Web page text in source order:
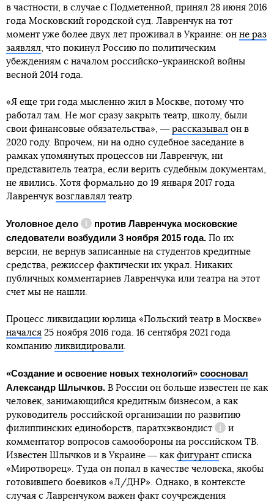
в частности, в случае с Подметенной, принял 28 июня 2016
года Московский городской суд. Лавренчук на тот
момент уже более двух лет проживал в Украине: он не раз
заявлял, что покинул Россию по политическим
убеждениям с началом российско-украинской войны
весной 2014 года.
«Я еще три года мысленно жил в Москве, потому что
работал там. Не мог сразу закрыть театр, школу, были
свои финансовые обязательства», ― рассказывал он в
2020 году. Впрочем, ни на одно судебное заседание в
рамках упомянутых процессов ни Лавренчук, ни
представитель театра, если верить судебным документам,
не явились. Хотя формально до 19 января 2017 года
Лавренчук возглавлял театр.
Уголовное дело
Справка
против Лавренчука московские
следователи возбудили 3 ноября 2015 года. По их
версии, не вернув записанные на студентов кредитные
средства, режиссер фактически их украл. Никаких
публичных комментариев Лавренчука или театра на этот
счет мы не нашли.
Процесс ликвидации юрлица «Польский театр в Москве»
начался 25 ноября 2016 года. 16 сентября 2021 года
компанию ликвидировали.
«Создание и освоение новых технологий» соосновал
Александр Шлычков. В России он больше известен не как
человек, занимающийся кредитным бизнесом, а как
руководитель российской организации по развитию
филиппинских единоборств, паратхэквондист
Справка
и
комментатор вопросов самообороны на российском ТВ.
Известен Шлычков и в Украине ― как фигурант списка
«Миротворец». Туда он попал в качестве человека, якобы
готовившего боевиков «Л/ДНР». Однако, в контексте
случая с Лавренчуком важен факт соучреждения